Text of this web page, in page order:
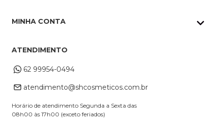
Pedidos Whatsapp
Cupons
Troca e Devoluções
Dúvidas Frequentes
MINHA CONTA
Alterar Cadastro
ATENDIMENTO
62 99954-0494
atendimento@shcosmeticos.com.br
Horário de atendimento Segunda a Sexta das
08h00 às 17h00 (exceto feriados)